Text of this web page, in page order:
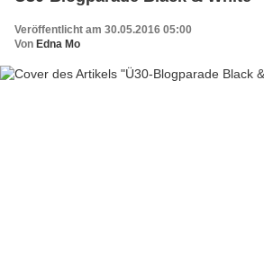
Veröffentlicht am 30.05.2016 05:00
Von Edna Mo